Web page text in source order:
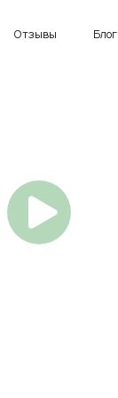
Отзывы Блог